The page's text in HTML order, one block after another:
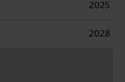
2025
2028